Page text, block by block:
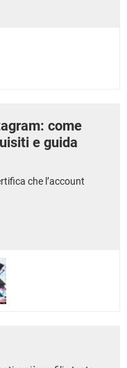
come
e guida
che l’account